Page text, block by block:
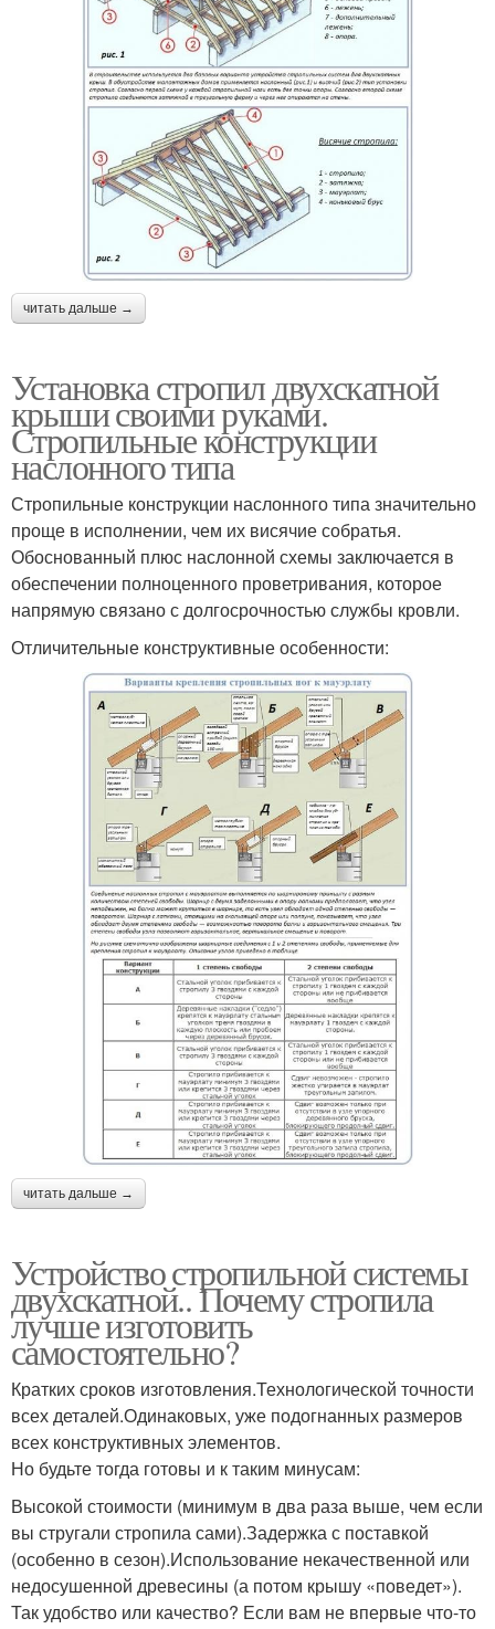
читать дальше →
Установка стропил двухскатной
крыши своими руками.
Стропильные конструкции
наслонного типа
Стропильные конструкции наслонного типа значительно
проще в исполнении, чем их висячие собратья.
Обоснованный плюс наслонной схемы заключается в
обеспечении полноценного проветривания, которое
напрямую связано с долгосрочностью службы кровли.
Отличительные конструктивные особенности:
читать дальше →
Устройство стропильной системы
двухскатной.. Почему стропила
лучше изготовить
самостоятельно?
Кратких сроков изготовления.Технологической точности
всех деталей.Одинаковых, уже подогнанных размеров
всех конструктивных элементов.
Но будьте тогда готовы и к таким минусам:
Высокой стоимости (минимум в два раза выше, чем если
вы стругали стропила сами).Задержка с поставкой
(особенно в сезон).Использование некачественной или
недосушенной древесины (а потом крышу «поведет»).
Так удобство или качество? Если вам не впервые что-то